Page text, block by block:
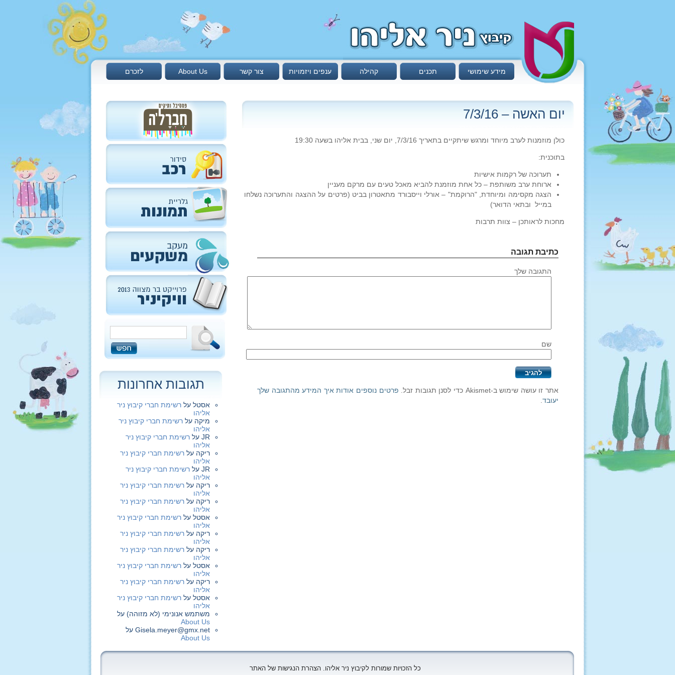
לזכרם About Us צור קשר ענפים ויזמויות קהילה תכנים מידע שימושי
יום האשה – 7/3/16
כולן מוזמנות לערב מיוחד ומרגש שיתקיים בתאריך 7/3/16, יום שני, בבית אליהו בשעה 19:30
בתוכנית:
תערוכה של רקמות אישיות
ארוחת ערב משותפת – כל אחת מוזמנת להביא מאכל טעים עם מרקם מעניין
הצגה מקסימה ומיוחדת, "הרוקמת" – אורלי וייסבורד מתאטרון בביט (פרטים על ההצגה והתערוכה נשלחו
במייל ובתאי הדואר)
מחכות לראותכן – צוות תרבות
כתיבת תגובה
התגובה שלך
שם
אתר זו עושה שימוש ב-Akismet כדי לסנן תגובות זבל.
פרטים נוספים אודות איך המידע מהתגובה שלך
יעובד
תגובות אחרונות
אסטל על רשימת חברי קיבוץ ניר
אליהו
מיקה על רשימת חברי קיבוץ ניר
אליהו
JR על רשימת חברי קיבוץ ניר
אליהו
ריקה על רשימת חברי קיבוץ ניר
אליהו
JR על רשימת חברי קיבוץ ניר
אליהו
ריקה על רשימת חברי קיבוץ ניר
אליהו
ריקה על רשימת חברי קיבוץ ניר
אליהו
אסטל על רשימת חברי קיבוץ ניר
אליהו
ריקה על רשימת חברי קיבוץ ניר
אליהו
ריקה על רשימת חברי קיבוץ ניר
אליהו
אסטל על רשימת חברי קיבוץ ניר
אליהו
ריקה על רשימת חברי קיבוץ ניר
אליהו
אסטל על רשימת חברי קיבוץ ניר
אליהו
משתמש אנונימי (לא מזוהה) על
About Us
Gisela.meyer@gmx.net על
About Us
כל הזכויות שמורות לקיבוץ ניר אליהו. הצהרת הנגישות של האתר